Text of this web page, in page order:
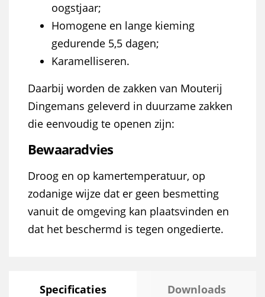
oogstjaar;
Homogene en lange kieming
gedurende 5,5 dagen;
Karamelliseren.
Daarbij worden de zakken van Mouterij
Dingemans geleverd in duurzame zakken
die eenvoudig te openen zijn:
Bewaaradvies
Droog en op kamertemperatuur, op
zodanige wijze dat er geen besmetting
vanuit de omgeving kan plaatsvinden en
dat het beschermd is tegen ongedierte.
Specificaties Downloads